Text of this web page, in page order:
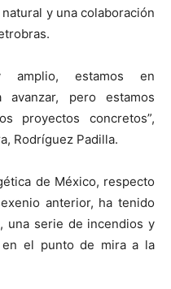
y una colaboración
amplio, estamos en
pero estamos
proyectos concretos”,
Rodríguez Padilla.
de México, respecto
anterior, ha tenido
una serie de incendios y
el punto de mira a la